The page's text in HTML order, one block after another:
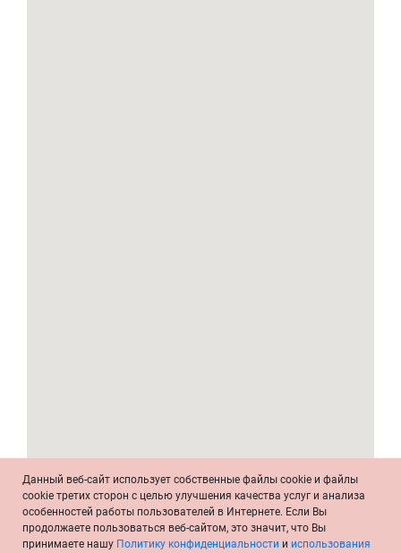
Данный веб-сайт использует собственные файлы cookie и файлы
cookie третих сторон с целью улучшения качества услуг и анализа
особенностей работы пользователей в Интернете. Если Вы
продолжаете пользоваться веб-сайтом, это значит, что Вы
принимаете нашу Политику конфиденциальности и использования